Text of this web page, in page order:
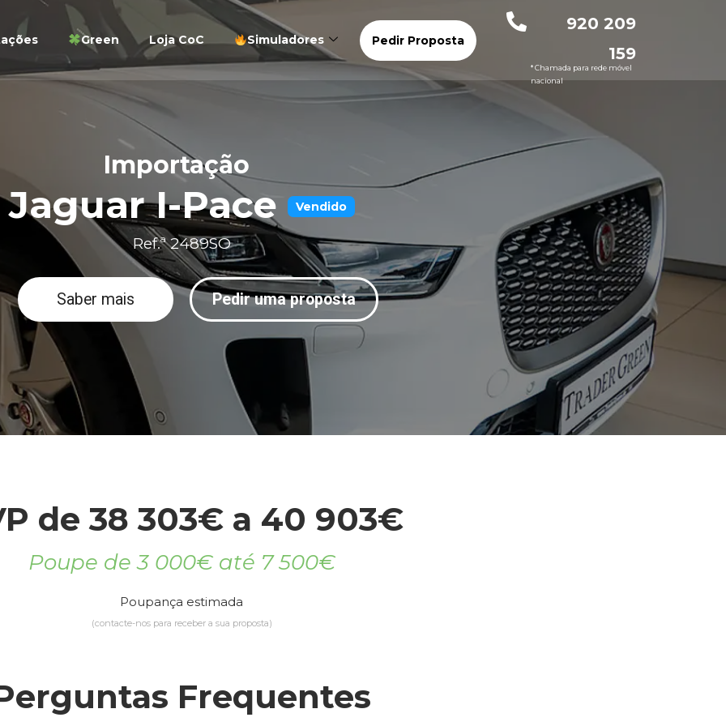
Green Loja CoC Simuladores Pedir Proposta
920 209
159
* Chamada para rede móvel
nacional
Importação
Jaguar I-Pace Vendido
Ref.ª 2489SO
Saber mais Pedir uma proposta
de 38 303€ a 40 903€
Poupe de 3 000€ até 7 500€
Poupança estimada
(contacte-nos para receber a sua proposta)
Frequentes